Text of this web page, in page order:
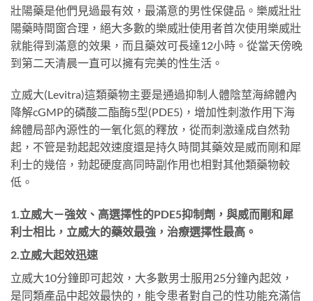
壯陽藥是他們見過最有效，最滿意的男性保健品。樂威壯壯
陽藥時間窗合理，絕大多數的樂威壯使用者首次使用樂威壯
就能得到滿意的效果，而且藥效可長達12小時。從當天傍晚
到第二天清晨一直可以擁有完美的性生活。
立威大(Levitra)這類藥物主要是通過抑制人體陰莖海綿體內
降解cGMP的磷酸二酯酶5型(PDE5)，增加性刺激作用下海
綿體局部內源性的一氧化氮的釋放，從而刺激達成自然勃
起，不管是勃起起效速度還是持久時間其藥效是威而剛和犀
利士的幾倍，勃起硬度高同時副作用也相對其他類藥物較
低。
1.立威大－強效、高選擇性的PDE5抑制劑，與威而剛和犀
利士相比，立威大的藥效最強，治療選擇性最高。
2.立威大起效迅速
立威大10分鐘即可起效，大多數男士服用25分鐘內起效，
是同類產品中起效最快的，能令患者對自己的性功能充滿信